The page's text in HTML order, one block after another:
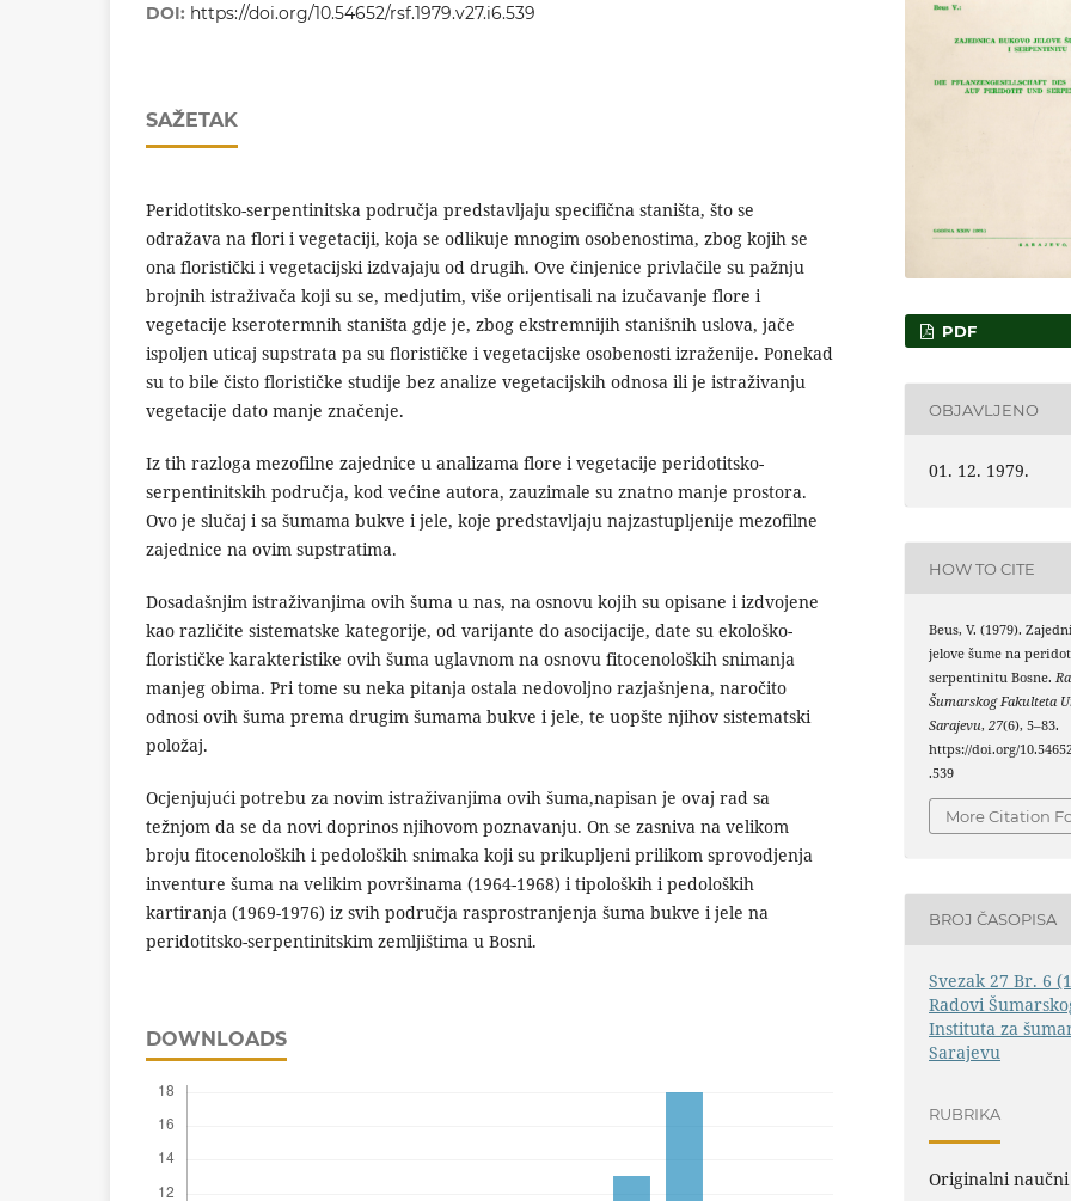
DOI: https://doi.org/10.54652/rsf.1979.v27.i6.539
SAŽETAK
Peridotitsko-serpentinitska područja predstavljaju specifična staništa, što se
odražava na flori i vegetaciji, koja se odlikuje mnogim osobenostima, zbog kojih se
ona floristički i vegetacijski izdvajaju od drugih. Ove činjenice privlačile su pažnju
brojnih istraživača koji su se, medjutim, više orijentisali na izučavanje flore i
vegetacije kserotermnih staništa gdje je, zbog ekstremnijih stanišnih uslova, jače
ispoljen uticaj supstrata pa su florističke i vegetacijske osobenosti izraženije. Ponekad
su to bile čisto florističke studije bez analize vegetacijskih odnosa ili je istraživanju
vegetacije dato manje značenje.
Iz tih razloga mezofilne zajednice u analizama flore i vegetacije peridotitsko-
serpentinitskih područja, kod većine autora, zauzimale su znatno manje prostora.
Ovo je slučaj i sa šumama bukve i jele, koje predstavljaju najzastupljenije mezofilne
zajednice na ovim supstratima.
Dosadašnjim istraživanjima ovih šuma u nas, na osnovu kojih su opisane i izdvojene
kao različite sistematske kategorije, od varijante do asocijacije, date su ekološko-
florističke karakteristike ovih šuma uglavnom na osnovu fitocenoloških snimanja
manjeg obima. Pri tome su neka pitanja ostala nedovoljno razjašnjena, naročito
odnosi ovih šuma prema drugim šumama bukve i jele, te uopšte njihov sistematski
položaj.
Ocjenjujući potrebu za novim istraživanjima ovih šuma,napisan je ovaj rad sa
težnjom da se da novi doprinos njihovom poznavanju. On se zasniva na velikom
broju fitocenoloških i pedoloških snimaka koji su prikupljeni prilikom sprovodjenja
inventure šuma na velikim površinama (1964-1968) i tipoloških i pedoloških
kartiranja (1969-1976) iz svih područja rasprostranjenja šuma bukve i jele na
peridotitsko-serpentinitskim zemljištima u Bosni.
DOWNLOADS
PDF
OBJAVLJENO
01. 12. 1979.
HOW TO CITE
Beus, V. (1979).
jelove šume na
serpentinitu Bosne.
Šumarskog Fakulteta
Sarajevu,27(6), 5–83.
https://doi.org/
.539
More Citation
BROJ ČASOPISA
Svezak 27 Br. 6
Radovi
Instituta za
Sarajevu
RUBRIKA
Originalni